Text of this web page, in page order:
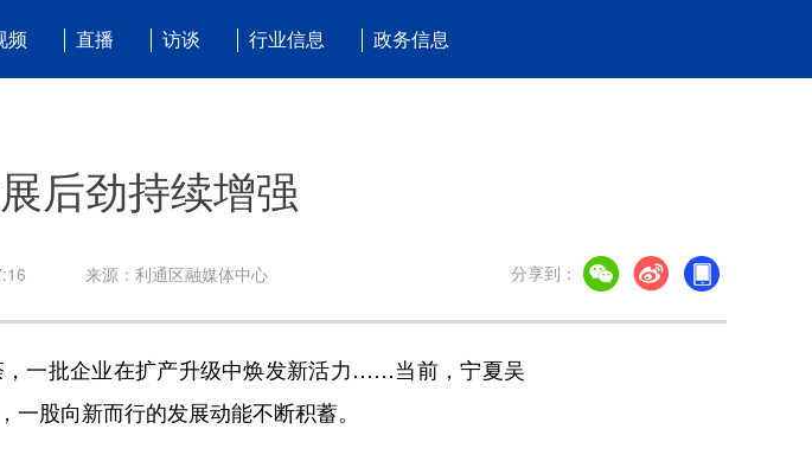
频 直播 访谈 行业信息 政务信息
后劲持续增强
来源：利通区融媒体中心 分享到：
一批企业在扩产升级中焕发新活力……当前，宁夏吴
股向新而行的发展动能不断积蓄。